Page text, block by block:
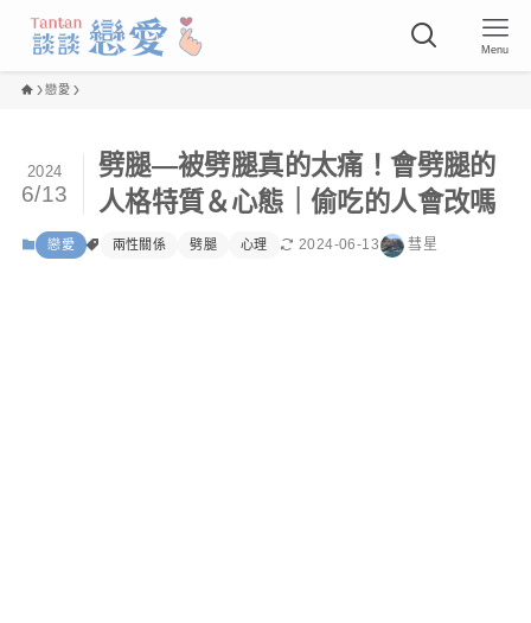
Menu
戀愛
劈腿—被劈腿真的太痛！會劈腿的
人格特質＆心態｜偷吃的人會改嗎
2024
6/13
戀愛 兩性關係 劈腿 心理 2024-06-13 彗星